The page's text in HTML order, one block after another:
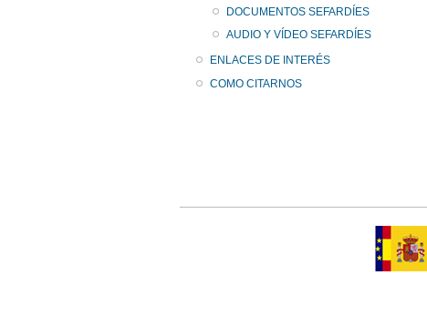
DOCUMENTOS SEFARDÍES
AUDIO Y VÍDEO SEFARDÍES
ENLACES DE INTERÉS
COMO CITARNOS